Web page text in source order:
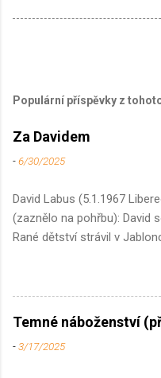
Populární příspěvky z
Za Davidem
-6/30/2025
David Labus (5.1.1967
(zaznělo na pohřbu): David
Rané dětství strávil v
se narodil. Štěstí David
pro jeho násilné chování
pocházela Davidova
emocí v neprobádaných
břitký humor, stejně jako
Temné náboženství
-3/17/2025